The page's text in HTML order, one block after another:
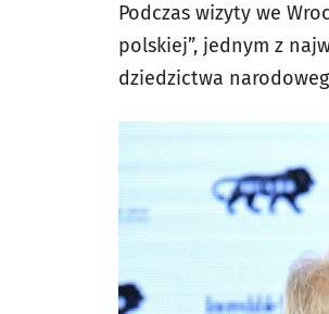
Podczas wizyty we
polskiej”, jednym z
dziedzictwa